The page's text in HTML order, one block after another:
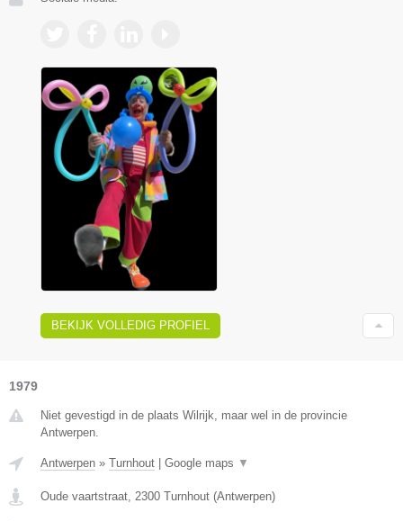
BEKIJK VOLLEDIG PROFIEL
1979
Niet gevestigd in de plaats Wilrijk, maar wel in de provincie
Antwerpen.
Antwerpen » Turnhout Google maps ▼
Oude vaartstraat 2300 Turnhout (Antwerpen)